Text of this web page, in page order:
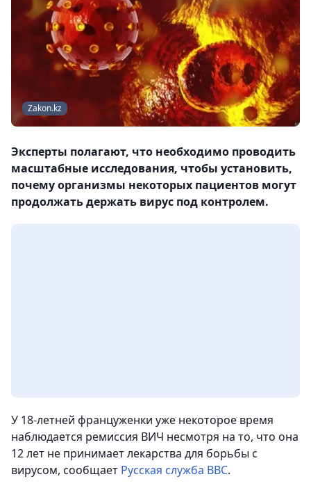
Zakon.kz
Эксперты полагают, что необходимо проводить
масштабные исследования, чтобы установить,
почему организмы некоторых пациентов могут
продолжать держать вирус под контролем.
У 18-летней француженки уже некоторое время
наблюдается ремиссия ВИЧ несмотря на то, что она
12 лет не принимает лекарства для борьбы с
вирусом, сообщает Русская служба ВВС.